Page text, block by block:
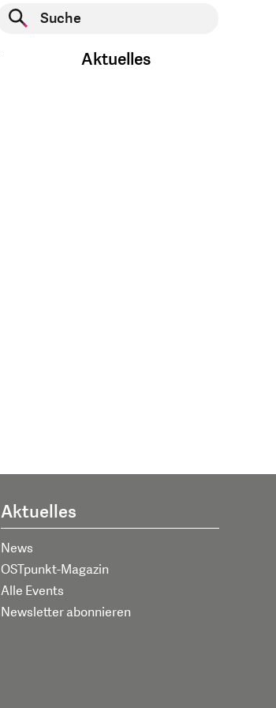
Suche starten
Aktuelles
Aktuelles
News
OSTpunkt-Magazin
Alle Events
Newsletter abonnieren